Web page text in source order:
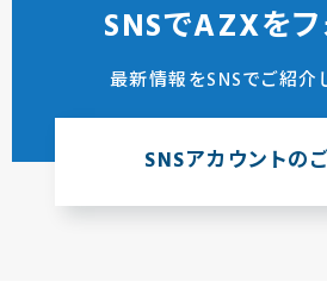
SNSでAZXを
最新情報をSNSでご紹介
SNSアカウントの